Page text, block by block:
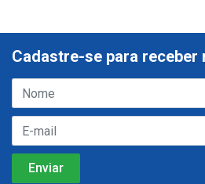
Cadastre-se para